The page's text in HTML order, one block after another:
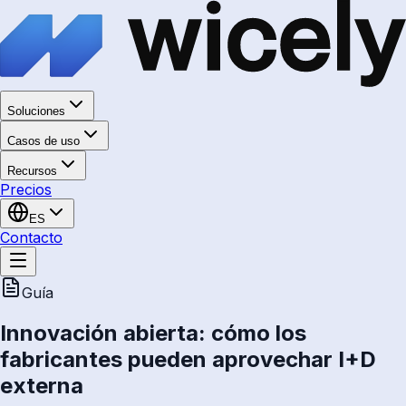
Soluciones
Casos de uso
Recursos
Precios
ES
Contacto
Guía
Innovación abierta: cómo los
fabricantes pueden aprovechar I+D
externa